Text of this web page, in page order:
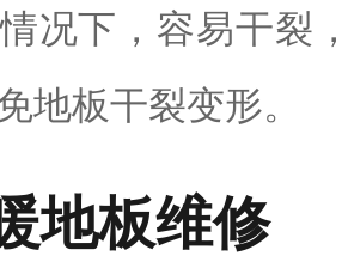
况下，容易干裂
地板干裂变形。
地板维修